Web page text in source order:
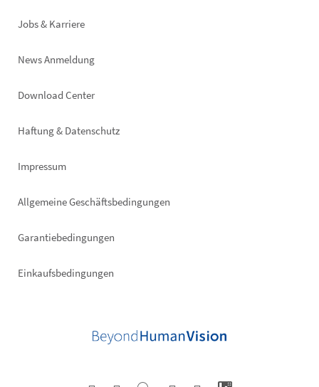
Jobs & Karriere
News Anmeldung
Footer
Download Center
Haftung & Datenschutz
Impressum
Allgemeine Geschäftsbedingungen
Garantiebedingungen
Einkaufsbedingungen